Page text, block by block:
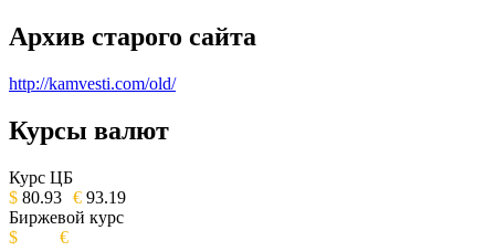
Архив старого сайта
http://kamvesti.com/old/
ОБЩЕСТВЕННО-ПОЛИТИЧЕСКОЕ
ИЗДАНИЕ КАМЧАТСКОГО КРАЯ.
Курсы валют
Курс ЦБ
$ 80.93 € 93.19
Биржевой курс
$
€